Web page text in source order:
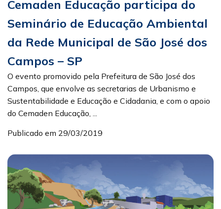
Cemaden Educação participa do
Seminário de Educação Ambiental
da Rede Municipal de São José dos
Campos – SP
O evento promovido pela Prefeitura de São José dos
Campos, que envolve as secretarias de Urbanismo e
Sustentabilidade e Educação e Cidadania, e com o apoio
do Cemaden Educação, ...
Publicado em 29/03/2019